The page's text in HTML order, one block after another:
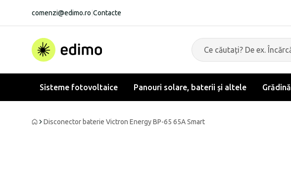
comenzi@edimo.ro Contacte
Sisteme fotovoltaice Panouri solare, baterii și altele Grădină
Disconector baterie Victron Energy BP-65 65A Smart